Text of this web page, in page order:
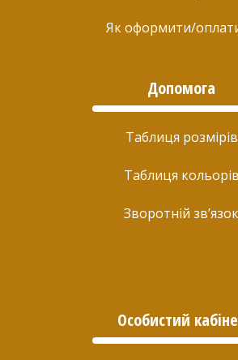
Як оформити/
Допомога
Таблиця розмірів
Таблиця кольорів
Зворотній зв’язок
Особистий